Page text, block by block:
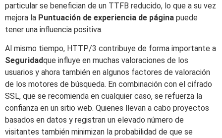
particular se benefician de un TTFB reducido, lo que a su vez
mejora la Puntuación de experiencia de página puede
tener una influencia positiva.
Al mismo tiempo, HTTP/3 contribuye de forma importante a
Seguridadque influye en muchas valoraciones de los
usuarios y ahora también en algunos factores de valoración
de los motores de búsqueda. En combinación con el cifrado
SSL, que se recomienda en cualquier caso, se refuerza la
confianza en un sitio web. Quienes llevan a cabo proyectos
basados en datos y registran un elevado número de
visitantes también minimizan la probabilidad de que se